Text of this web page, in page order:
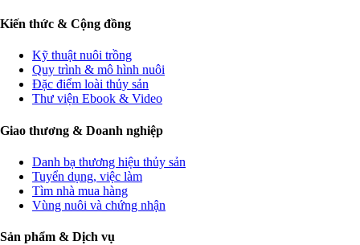
Kiến thức & Cộng đồng
Kỹ thuật nuôi trồng
Quy trình & mô hình nuôi
Đặc điểm loài thủy sản
Thư viện Ebook & Video
Giao thương & Doanh nghiệp
Danh bạ thương hiệu thủy sản
Tuyển dụng, việc làm
Tìm nhà mua hàng
Vùng nuôi và chứng nhận
Sản phẩm & Dịch vụ